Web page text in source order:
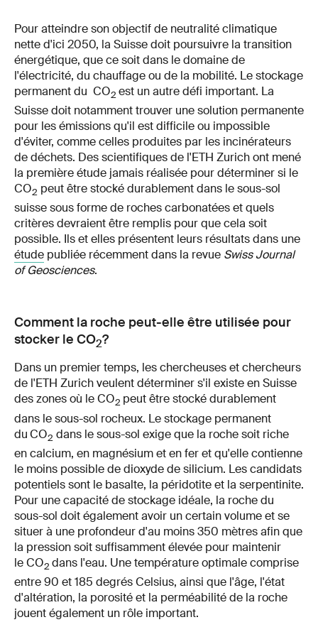
Pour atteindre son objectif de neutralité climatique
nette d'ici 2050, la Suisse doit poursuivre la transition
énergétique, que ce soit dans le domaine de
l'électricité, du chauffage ou de la mobilité. Le stockage
permanent du CO2est un autre défi important. La
Suisse doit notamment trouver une solution permanente
pour les émissions qu'il est difficile ou impossible
d'éviter, comme celles produites par les incinérateurs
de déchets. Des scientifiques de l'ETH Zurich ont mené
la première étude jamais réalisée pour déterminer si le
CO2 peut être stocké durablement dans le sous-sol
suisse sous forme de roches carbonatées et quels
critères devraient être remplis pour que cela soit
possible. Ils et elles présentent leurs résultats dans une
étude publiée récemment dans la revue Swiss Journal
of Geosciences.
Comment la roche peut-elle être utilisée pour
stocker le CO2?
Dans un premier temps, les chercheuses et chercheurs
de l'ETH Zurich veulent déterminer s'il existe en Suisse
des zones où le CO2 peut être stocké durablement
dans le sous-sol rocheux. Le stockage permanent
duCO2 dans le sous-sol exige que la roche soit riche
en calcium, en magnésium et en fer et qu'elle contienne
le moins possible de dioxyde de silicium. Les candidats
potentiels sont le basalte, la péridotite et la serpentinite.
Pour une capacité de stockage idéale, la roche du
sous-sol doit également avoir un certain volume et se
situer à une profondeur d'au moins 350 mètres afin que
la pression soit suffisamment élevée pour maintenir
le CO2dans l'eau. Une température optimale comprise
entre 90 et 185 degrés Celsius, ainsi que l'âge, l'état
d'altération, la porosité et la perméabilité de la roche
jouent également un rôle important.